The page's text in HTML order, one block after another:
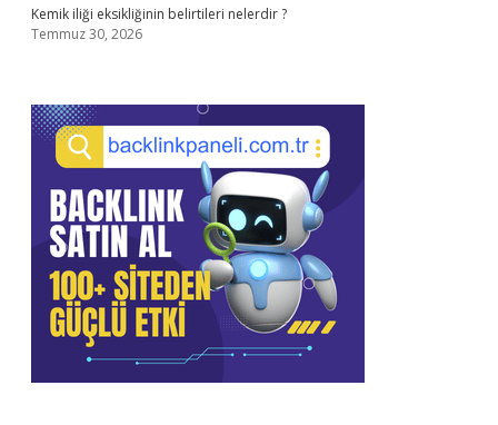
Kemik iliği eksikliğinin belirtileri nelerdir ?
Temmuz 30, 2026